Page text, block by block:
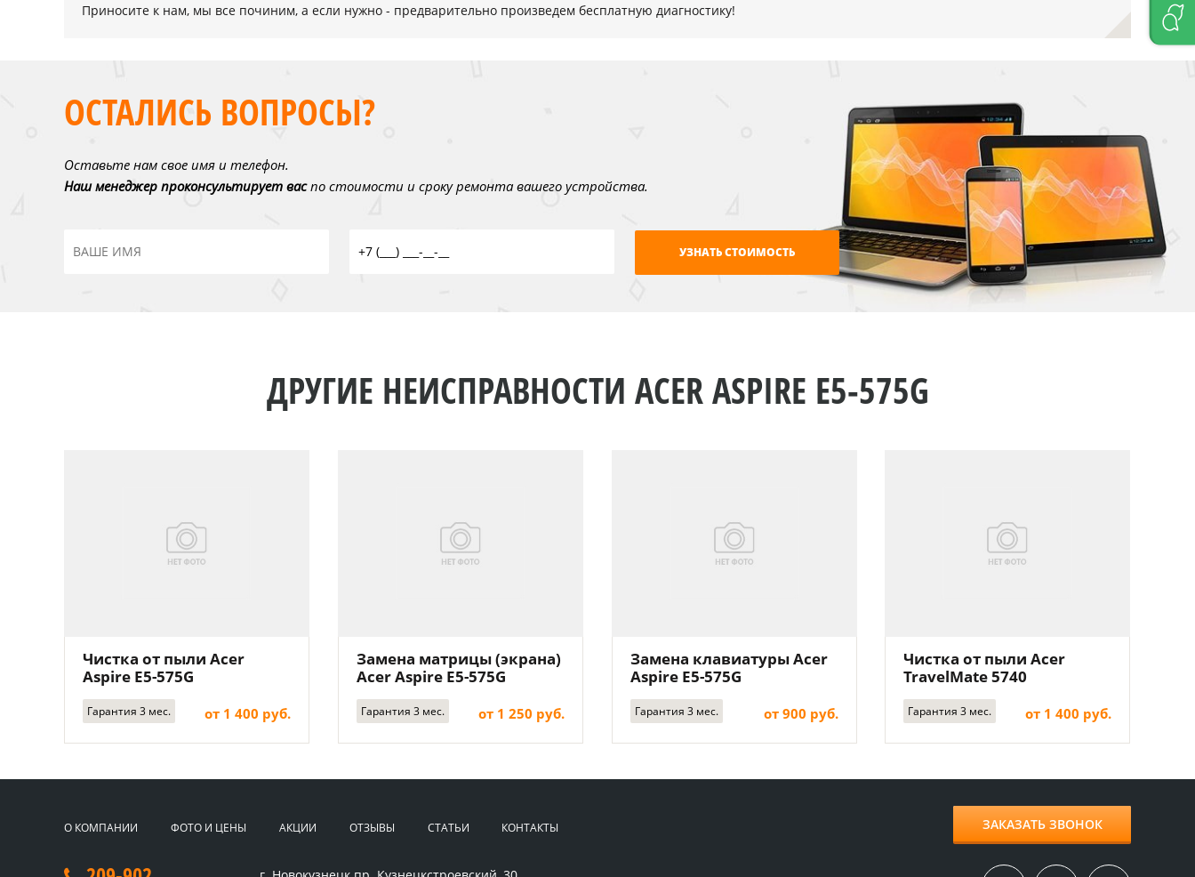
Приносите к нам, мы все починим, а если нужно - предварительно произведем бесплатную диагностику!
ОСТАЛИСЬ ВОПРОСЫ?
Оставьте нам свое имя и телефон.
Наш менеджер проконсультирует васпо стоимости и сроку ремонта вашего устройства.
ДРУГИЕ НЕИСПРАВНОСТИ ACER ASPIRE E5-575G
Чистка от пыли Acer
Aspire E5-575G
Гарантия 3 мес. от 1 400 руб.
Замена матрицы (экрана)
Acer Aspire E5-575G
Гарантия 3 мес. от 1 250 руб.
Замена клавиатуры Acer
Aspire E5-575G
Гарантия 3 мес. от 900 руб.
Чистка от пыли Acer
TravelMate 5740
Гарантия 3 мес. от 1 400 руб.
О КОМПАНИИ ФОТО И ЦЕНЫ АКЦИИ ОТЗЫВЫ СТАТЬИ КОНТАКТЫ ЗАКАЗАТЬ ЗВОНОК